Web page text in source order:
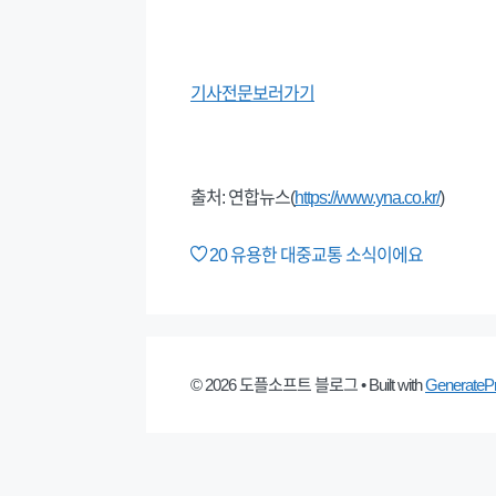
기사전문보러가기
출처: 연합뉴스(https://www.yna.co.kr/)
20유용한 대중교통 소식이에요
© 2026 도플소프트 블로그• Built with